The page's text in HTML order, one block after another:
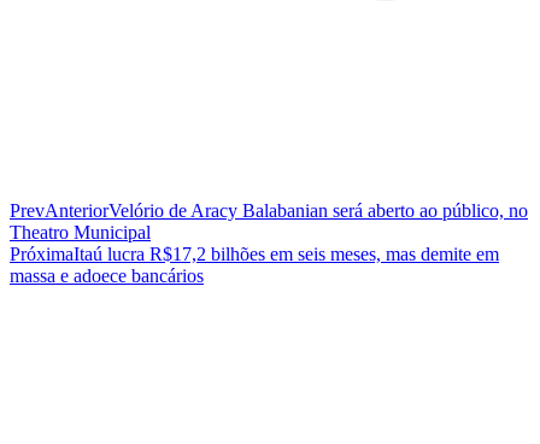
PrevAnteriorVelório de Aracy Balabanian será aberto ao público, no
Theatro Municipal
PróximaItaú lucra R$17,2 bilhões em seis meses, mas demite em
massa e adoece bancários